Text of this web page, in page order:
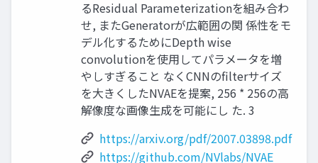
るResidual Parameterizationを組み合わ
せ, またGeneratorが広範囲の関 係性をモ
デル化するためにDepth wise
convolutionを使用してパラメータを増
やしすぎること なくCNNのfilterサイズ
を大きくしたNVAEを提案, 256 * 256の高
解像度な画像生成を可能にし た. 3
https://arxiv.org/pdf/2007.03898.pdf
https://github.com/NVlabs/NVAE